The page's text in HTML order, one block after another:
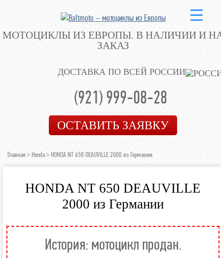
МОТОЦИКЛЫ ИЗ ЕВРОПЫ. В НАЛИЧИИ И
ЗАКАЗ
ДОСТАВКА ПО ВСЕЙ РОССИИ
(921) 999-08-28
ОСТАВИТЬ ЗАЯВКУ
Главная >Honda> HONDA NT 650 DEAUVILLE 2000 из Германии
HONDA NT 650 DEAUVILLE
2000 из Германии
История: мотоцикл продан.